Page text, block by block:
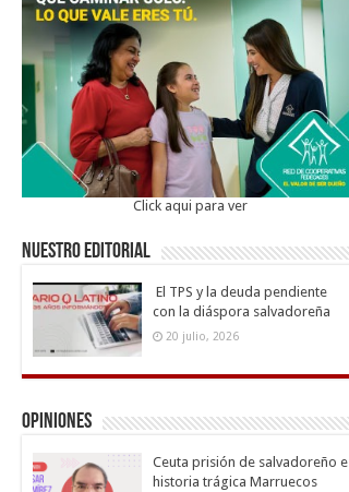
Click aqui para ver
Nuestro Editorial
El TPS y la deuda pendiente
con la diáspora salvadoreña
20 julio, 2026
Opiniones
Ceuta prisión de salvadoreño e
historia trágica Marruecos